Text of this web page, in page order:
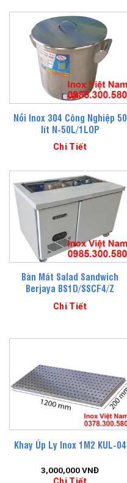
Nồi Inox 304 Công Nghiệp 50
lít N-50L/1LOP
Chi Tiết
Bàn Mát Salad Sandwich
Berjaya BS1D/SSCF4/Z
Chi Tiết
Khay Úp Ly Inox 1M2 KUL-04
3,000,000VNĐ